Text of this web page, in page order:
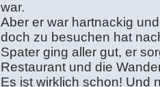
war.
Aber er war hartnackig
doch zu besuchen hat
Spater ging aller gut, er
Restaurant und die
Es ist wirklich schon! Und